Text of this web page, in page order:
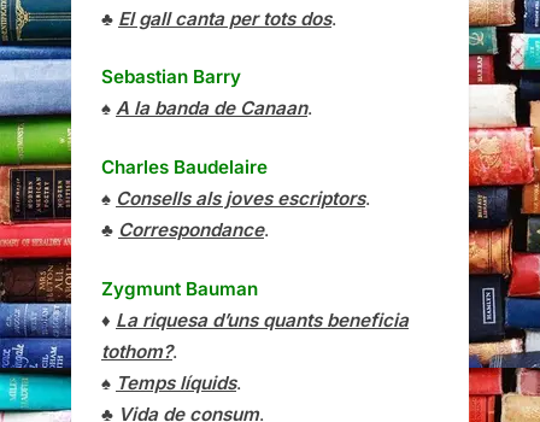
♣ El gall canta per tots dos.
Sebastian Barry
♠ A la banda de Canaan.
Charles Baudelaire
♠ Consells als joves escriptors.
♣ Correspondance.
Zygmunt Bauman
♦ La riquesa d’uns quants beneficia
tothom?.
♠ Temps líquids.
♣ Vida de consum.